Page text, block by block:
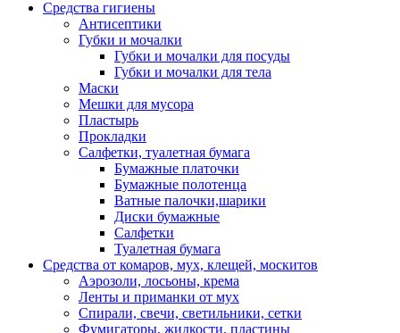
Средства гигиены
Антисептики
Губки и мочалки
Губки и мочалки для посуды
Губки и мочалки для тела
Маски
Мешки для мусора
Пластырь
Прокладки
Салфетки, туалетная бумага
Бумажные платочки
Бумажные полотенца
Ватные палочки,шарики
Диски бумажные
Салфетки
Туалетная бумага
Средства от комаров, мух, клещей, москитов
Аэрозоли, лосьоны, крема
Ленты и приманки от мух
Спирали, свечи, светильники, сетки
Фумигаторы, жидкости, пластины